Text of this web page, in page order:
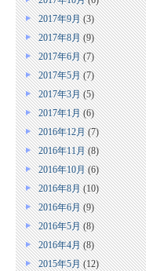
2017年9月(3)
2017年8月(9)
2017年6月(7)
2017年5月(7)
2017年3月(5)
2017年1月(6)
2016年12月(7)
2016年11月(8)
2016年10月(6)
2016年8月(10)
2016年6月(9)
2016年5月(8)
2016年4月(8)
2015年5月(12)